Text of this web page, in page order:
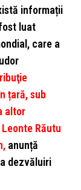
informații
luat
care a
țară, sub
altor
Răutu
anunță
dezvăluiri